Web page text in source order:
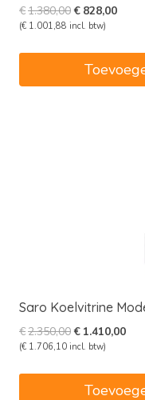
€1.380,00Oorspronkelijke
prijs
€1.380,00.
€ 828,00
(€ 1.001,88 incl. btw)
Saro Koelvitrine
€2.350,00Oorspronkelijke
prijs
€2.350,00.
€ 1.410,00
(€ 1.706,10 incl. btw)